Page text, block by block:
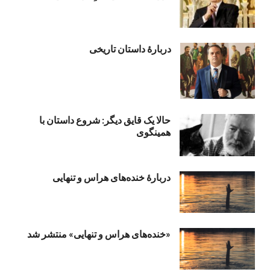
دربارۀ داستان تاریخی
حالا یک قایق دیگر: شروع داستان با
همینگوی
دربارهٔ خنده‌های هراس و تنهایی
«خنده‌های هراس و تنهایی» منتشر شد